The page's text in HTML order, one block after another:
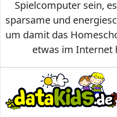
Spielcomputer sein,
sparsame und
um damit das
etwas im Internet